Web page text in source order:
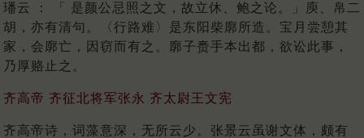
璠云 ： 「 是颜公忌照之文，故立休、鲍之论。」庾、帛二
胡，亦有清句。〈行路难〉是东阳柴廓所造。宝月尝憩其
家，会廓亡，因窃而有之。廓子赉手本出都，欲讼此事，
乃厚赂止之。
齐高帝 齐征北将军张永 齐太尉王文宪
齐高帝诗，词藻意深，无所云少。张景云虽谢文体，颇有